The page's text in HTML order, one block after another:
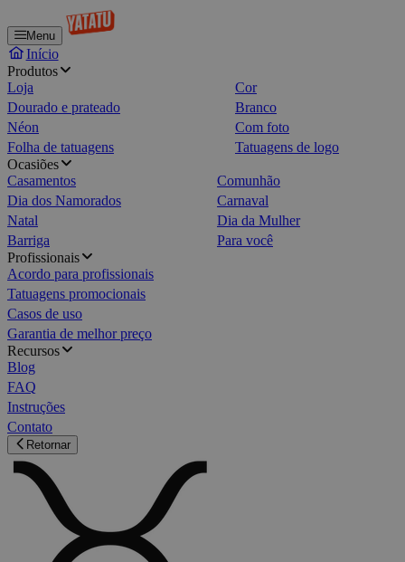
Menu
Início
Produtos
Loja
Cor
Dourado e prateado
Branco
Néon
Com foto
Folha de tatuagens
Tatuagens de logo
Ocasiões
Casamentos
Comunhão
Dia dos Namorados
Carnaval
Natal
Dia da Mulher
Barriga
Para você
Profissionais
Acordo para profissionais
Tatuagens promocionais
Casos de uso
Garantia de melhor preço
Recursos
Blog
FAQ
Instruções
Contato
Retornar